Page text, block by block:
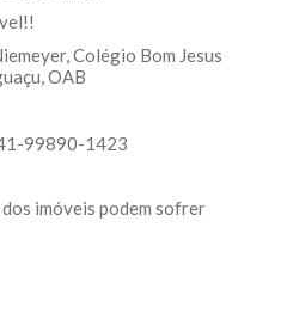
Colégio Bom Jesus
OAB
99890-1423
imóveis podem sofrer